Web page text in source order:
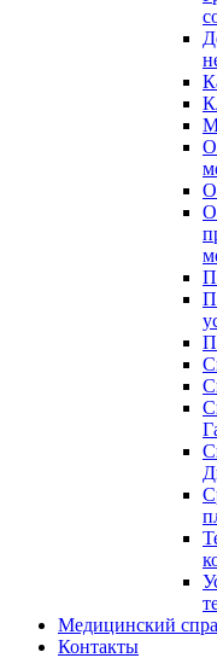
Медицинский
Контакты